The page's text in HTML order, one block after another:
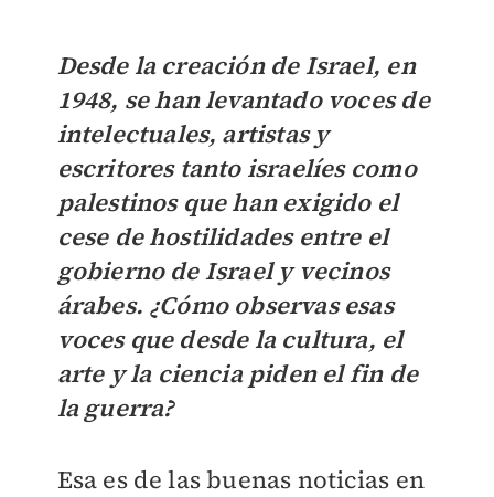
Desde la creación de Israel, en
1948, se han levantado voces de
intelectuales, artistas y
escritores tanto israelíes como
palestinos que han exigido el
cese de hostilidades entre el
gobierno de Israel y vecinos
árabes. ¿Cómo observas esas
voces que desde la cultura, el
arte y la ciencia piden el fin de
la guerra?
Esa es de las buenas noticias en